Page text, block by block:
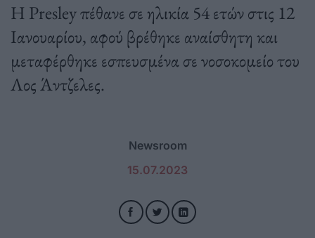
Η Presley πέθανε σε ηλικία 54 ετών στις 12
Ιανουαρίου, αφού βρέθηκε αναίσθητη και
μεταφέρθηκε εσπευσμένα σε νοσοκομείο του
Λος Άντζελες.
Newsroom
15.07.2023